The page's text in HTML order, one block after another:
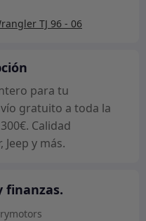
TJ 96 - 06
para tu
gratuito a toda la
Calidad
y más.
finanzas.